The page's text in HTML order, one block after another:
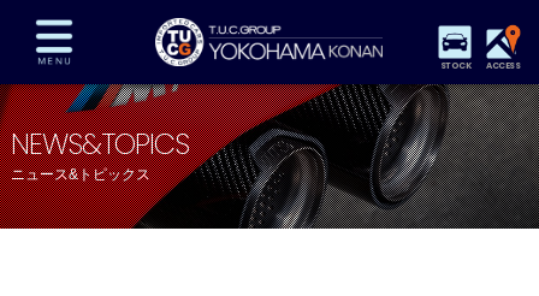
STOCK ACCESS
在庫車両情報 保証&サービス パーツリスト
TUCとは？ 店舗情報 アクセスマップ
全国納車 特別作業 注文販売
NEWS&TOPICS
ニュース&トピックス